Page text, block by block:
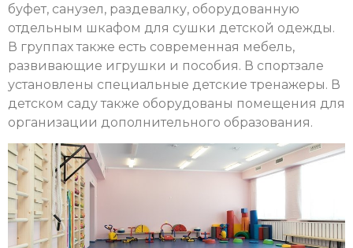
буфет, санузел, раздевалку, оборудованную
отдельным шкафом для сушки детской одежды.
В группах также есть современная мебель,
развивающие игрушки и пособия. В спортзале
установлены специальные детские тренажеры. В
детском саду также оборудованы помещения для
организации дополнительного образования.